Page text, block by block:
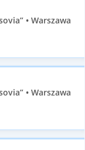
• Warszawa
• Warszawa